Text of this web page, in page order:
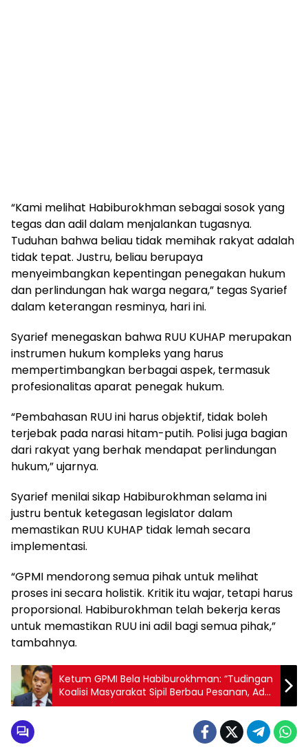
“Kami melihat Habiburokhman sebagai sosok yang
tegas dan adil dalam menjalankan tugasnya.
Tuduhan bahwa beliau tidak memihak rakyat adalah
tidak tepat. Justru, beliau berupaya
menyeimbangkan kepentingan penegakan hukum
dan perlindungan hak warga negara,” tegas Syarief
dalam keterangan resminya, hari ini.
Syarief menegaskan bahwa RUU KUHAP merupakan
instrumen hukum kompleks yang harus
mempertimbangkan berbagai aspek, termasuk
profesionalitas aparat penegak hukum.
“Pembahasan RUU ini harus objektif, tidak boleh
terjebak pada narasi hitam-putih. Polisi juga bagian
dari rakyat yang berhak mendapat perlindungan
hukum,” ujarnya.
Syarief menilai sikap Habiburokhman selama ini
justru bentuk ketegasan legislator dalam
memastikan RUU KUHAP tidak lemah secara
implementasi.
“GPMI mendorong semua pihak untuk melihat
proses ini secara holistik. Kritik itu wajar, tetapi harus
proporsional. Habiburokhman telah bekerja keras
untuk memastikan RUU ini adil bagi semua pihak,”
tambahnya.
Ketum GPMI Bela Habiburokhman: “Tudingan
Koalisi Masyarakat Sipil Berbau Pesanan, Ada
Upaya Melemahkan RUU KUHAP”